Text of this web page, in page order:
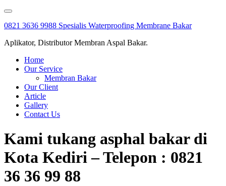
Skip
content
0821 3636 9988 Spesialis Waterproofing Membrane Bakar
Aplikator, Distributor Membran Aspal Bakar.
Home
Our Service
Membran Bakar
Our Client
Article
Gallery
Contact Us
Kami tukang asphal bakar di
Kota Kediri – Telepon : 0821
36 36 99 88